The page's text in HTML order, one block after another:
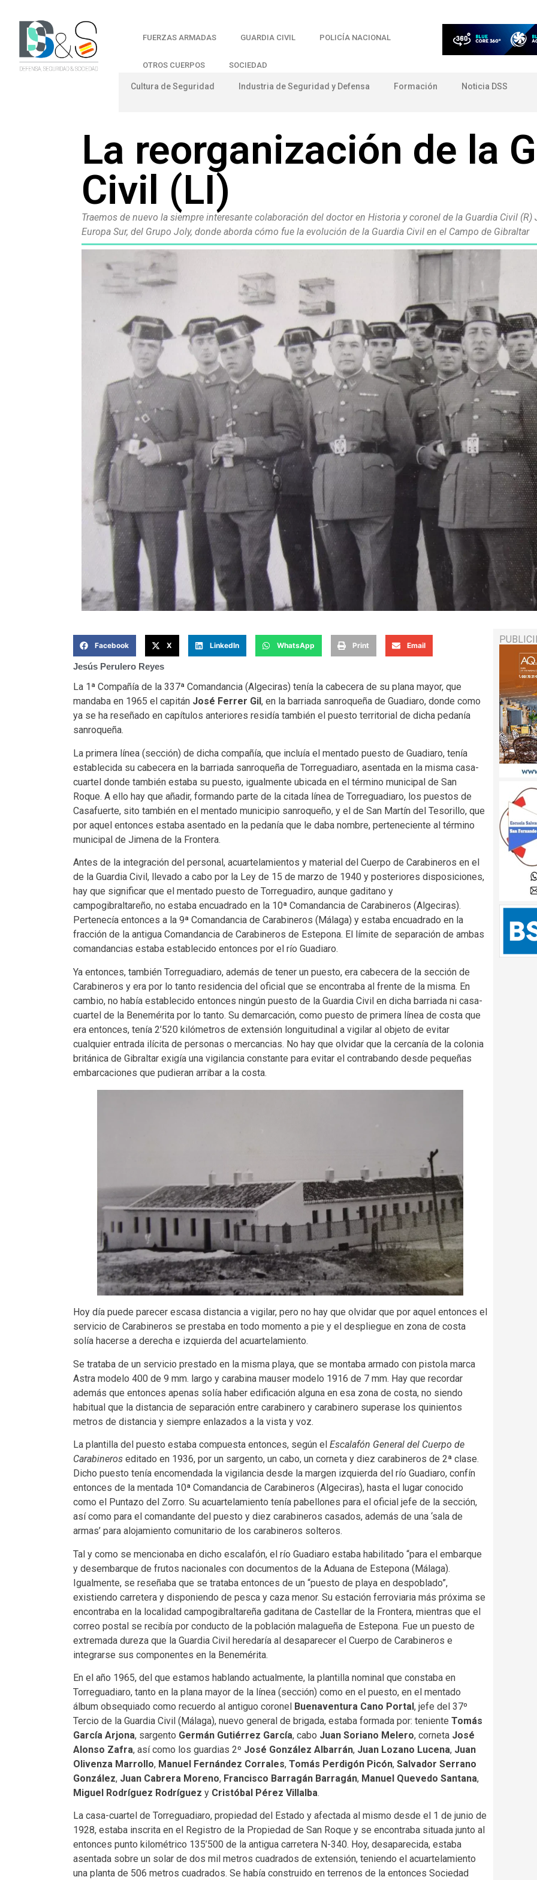
FUERZAS ARMADAS GUARDIA CIVIL POLICÍA NACIONAL
OTROS CUERPOS SOCIEDAD
Cultura de Seguridad Industria de Seguridad y Defensa Formación Noticia DSS
La reorganización de la
Civil (LI)
Traemos de nuevo la siempre interesante colaboración del doctor en Historia y coronel de la Guardia Civil
Europa Sur, del Grupo Joly, donde aborda cómo fue la evolución de la Guardia Civil en el Campo de Gibraltar
Facebook X LinkedIn WhatsApp Print Email
Jesús Perulero Reyes
La 1ª Compañía de la 337ª Comandancia (Algeciras) tenía la cabecera de su plana mayor, que
mandaba en 1965 el capitán José Ferrer Gil , en la barriada sanroqueña de Guadiaro, donde como
ya se ha reseñado en capítulos anteriores residía también el puesto territorial de dicha pedanía
sanroqueña.
La primera línea (sección) de dicha compañía, que incluía el mentado puesto de Guadiaro, tenía
establecida su cabecera en la barriada sanroqueña de Torreguadiaro, asentada en la misma casa-
cuartel donde también estaba su puesto, igualmente ubicada en el término municipal de San
Roque. A ello hay que añadir, formando parte de la citada línea de Torreguadiaro, los puestos de
Casafuerte, sito también en el mentado municipio sanroqueño, y el de San Martín del Tesorillo, que
por aquel entonces estaba asentado en la pedanía que le daba nombre, perteneciente al término
municipal de Jimena de la Frontera.
Antes de la integración del personal, acuartelamientos y material del Cuerpo de Carabineros en el
de la Guardia Civil, llevado a cabo por la Ley de 15 de marzo de 1940 y posteriores disposiciones,
hay que significar que el mentado puesto de Torreguadiro, aunque gaditano y
campogibraltareño, no estaba encuadrado en la 10ª Comandancia de Carabineros (Algeciras).
Pertenecía entonces a la 9ª Comandancia de Carabineros (Málaga) y estaba encuadrado en la
fracción de la antigua Comandancia de Carabineros de Estepona. El límite de separación de ambas
comandancias estaba establecido entonces por el río Guadiaro.
Ya entonces, también Torreguadiaro, además de tener un puesto, era cabecera de la sección de
Carabineros y era por lo tanto residencia del oficial que se encontraba al frente de la misma. En
cambio, no había establecido entonces ningún puesto de la Guardia Civil en dicha barriada ni casa-
cuartel de la Benemérita por lo tanto. Su demarcación, como puesto de primera línea de costa que
era entonces, tenía 2’520 kilómetros de extensión longuitudinal a vigilar al objeto de evitar
cualquier entrada ilícita de personas o mercancias. No hay que olvidar que la cercanía de la colonia
británica de Gibraltar exigía una vigilancia constante para evitar el contrabando desde pequeñas
embarcaciones que pudieran arribar a la costa.
Hoy día puede parecer escasa distancia a vigilar, pero no hay que olvidar que por aquel entonces el
servicio de Carabineros se prestaba en todo momento a pie y el despliegue en zona de costa
solía hacerse a derecha e izquierda del acuartelamiento.
Se trataba de un servicio prestado en la misma playa, que se montaba armado con pistola marca
Astra modelo 400 de 9 mm. largo y carabina mauser modelo 1916 de 7 mm. Hay que recordar
además que entonces apenas solía haber edificación alguna en esa zona de costa, no siendo
habitual que la distancia de separación entre carabinero y carabinero superase los quinientos
metros de distancia y siempre enlazados a la vista y voz.
La plantilla del puesto estaba compuesta entonces, según el Escalafón General del Cuerpo de
Carabineros editado en 1936, por un sargento, un cabo, un corneta y diez carabineros de 2ª clase.
Dicho puesto tenía encomendada la vigilancia desde la margen izquierda del río Guadiaro, confín
entonces de la mentada 10ª Comandancia de Carabineros (Algeciras), hasta el lugar conocido
como el Puntazo del Zorro. Su acuartelamiento tenía pabellones para el oficial jefe de la sección,
así como para el comandante del puesto y diez carabineros casados, además de una ‘sala de
armas’ para alojamiento comunitario de los carabineros solteros.
Tal y como se mencionaba en dicho escalafón, el río Guadiaro estaba habilitado “para el embarque
y desembarque de frutos nacionales con documentos de la Aduana de Estepona (Málaga).
Igualmente, se reseñaba que se trataba entonces de un “puesto de playa en despoblado”,
existiendo carretera y disponiendo de pesca y caza menor. Su estación ferroviaria más próxima se
encontraba en la localidad campogibraltareña gaditana de Castellar de la Frontera, mientras que el
correo postal se recibía por conducto de la población malagueña de Estepona. Fue un puesto de
extremada dureza que la Guardia Civil heredaría al desaparecer el Cuerpo de Carabineros e
integrarse sus componentes en la Benemérita.
En el año 1965, del que estamos hablando actualmente, la plantilla nominal que constaba en
Torreguadiaro, tanto en la plana mayor de la línea (sección) como en el puesto, en el mentado
álbum obsequiado como recuerdo al antiguo coronel Buenaventura Cano Portal, jefe del 37º
Tercio de la Guardia Civil (Málaga), nuevo general de brigada, estaba formada por: teniente Tomás
García Arjona, sargento Germán Gutiérrez García, cabo Juan Soriano Melero, corneta José
Alonso Zafra, así como los guardias 2º José González Albarrán, Juan Lozano Lucena, Juan
Olivenza Marrollo, Manuel Fernández Corrales, Tomás Perdigón Picón, Salvador Serrano
González, Juan Cabrera Moreno, Francisco Barragán Barragán, Manuel Quevedo Santana,
Miguel Rodríguez Rodríguez y Cristóbal Pérez Villalba.
La casa-cuartel de Torreguadiaro, propiedad del Estado y afectada al mismo desde el 1 de junio de
1928, estaba inscrita en el Registro de la Propiedad de San Roque y se encontraba situada junto al
entonces punto kilométrico 135’500 de la antigua carretera N-340. Hoy, desaparecida, estaba
asentada sobre un solar de dos mil metros cuadrados de extensión, teniendo el acuartelamiento
una planta de 506 metros cuadrados. Se había construido en terrenos de la entonces Sociedad